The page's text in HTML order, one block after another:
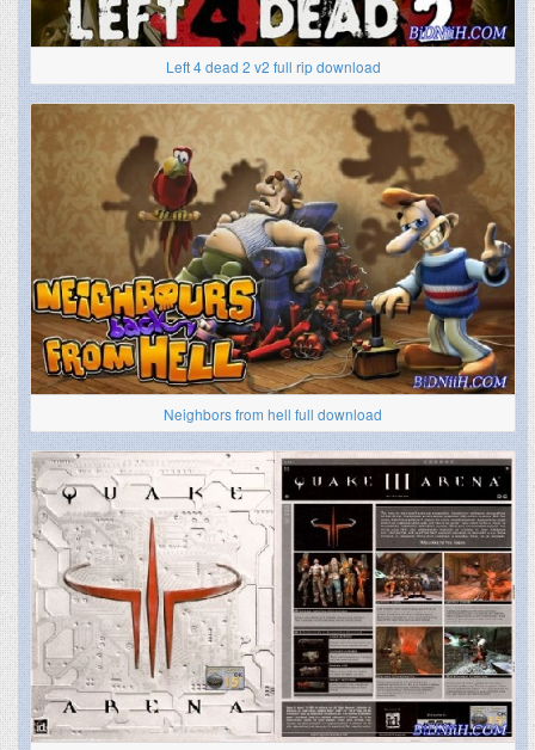
Left 4 dead 2 v2 full rip download
Neighbors from hell full download